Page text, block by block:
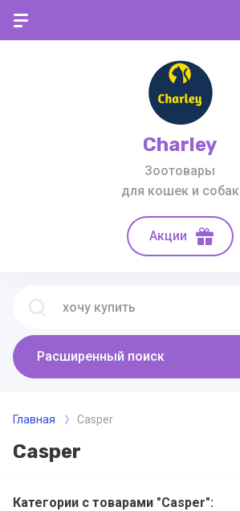
Charley
Зоотовары
для кошек и собак
Акции
Расширенный поиск
Главная Casper
Casper
Категории с товарами "Casper":